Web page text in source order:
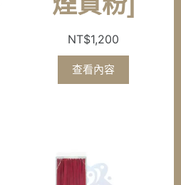
NT$1,200
查看內容